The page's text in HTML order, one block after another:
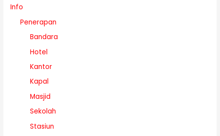
Info
Penerapan
Bandara
Hotel
Kantor
Kapal
Masjid
Sekolah
Stasiun